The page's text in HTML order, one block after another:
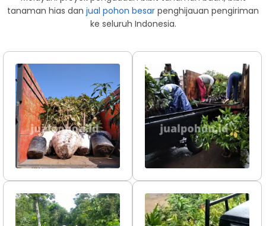
tanaman hias dan jual pohon besar penghijauan pengiriman
ke seluruh Indonesia.